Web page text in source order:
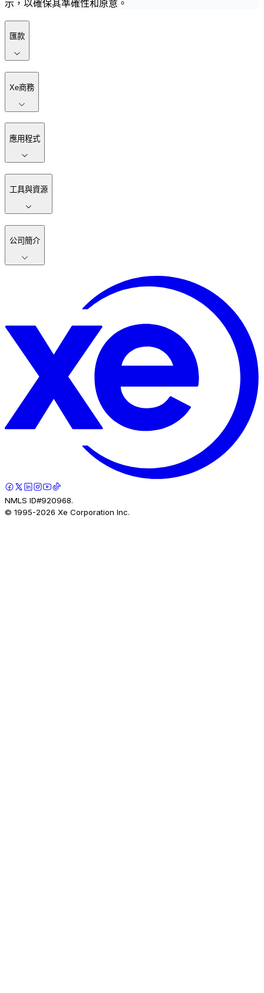
示，以確保其準確性和原意。
匯款
Xe商務
應用程式
工具與資源
公司簡介
NMLS ID#920968.
© 1995-2026 Xe Corporation Inc.